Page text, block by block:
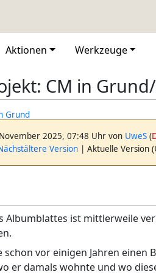
Aktionen Werkzeuge
CM in
Grund
2025, 07:48 Uhr von UweS (
Version | Aktuelle Version
Albumblattes ist mittlerweile
schon vor einigen Jahren einen
er damals wohnte und wo